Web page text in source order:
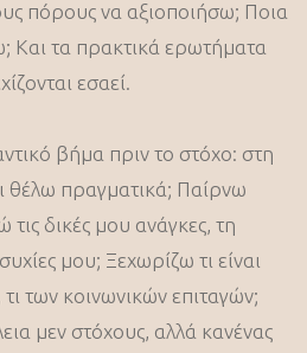
πόρους να αξιοποιήσω; Ποια
Και τα πρακτικά ερωτήματα
εσαεί.
βήμα πριν το στόχο: στη
θέλω πραγματικά; Παίρνω
δικές μου ανάγκες, τη
μου; Ξεχωρίζω τι είναι
των κοινωνικών επιταγών;
μεν στόχους, αλλά κανένας